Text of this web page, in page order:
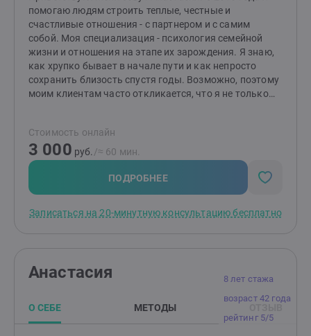
помогаю людям строить теплые, честные и
счастливые отношения - с партнером и с самим
собой. Моя специализация - психология семейной
жизни и отношения на этапе их зарождения. Я знаю,
как хрупко бывает в начале пути и как непросто
сохранить близость спустя годы. Возможно, поэтому
моим клиентам часто откликается, что я не только
прочитаешь в учебниках. В своей работе опираюсь на
бережный подход, практические инструменты и
глубокое уважение к уникальному пути каждого. Моя
задача помочь вам услышать себя, договориться с
партнёром и вернуть радость от общения, даже если
пространство, где вы сможете: · Услышать себя и
самостоятельно. Я работаю онлайн с парами и теми,
уже существующих отношениях. Если чувствуете, что
пришло время перемен, - буду рада знакомству
Стоимость онлайн
3 000 руб. /≈ 60 мин.
ПОДРОБНЕЕ
Записаться на 20-минутную консультацию бесплатно
8 лет стажа
возраст 42 года
рейтинг 5/5
Анастасия
О СЕБЕ МЕТОДЫ